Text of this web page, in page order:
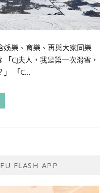
娛樂、育樂、再與大家同樂
CJ夫人，我是第一次滑雪，
」 「C…
FLASH APP